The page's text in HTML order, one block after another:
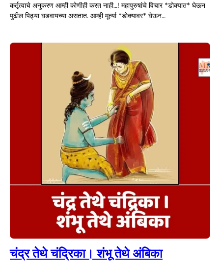
कर्तृत्वाचे अनुकरण आम्ही कोणीही करत नाही…! महापुरुषांचे विचार *डोक्यात* घेऊन
पुढील पिढ्या घडवायच्या असतात. आम्ही मूर्त्या *डोक्यावर* घेऊन…
चंद्र तेथे चंद्रिका। शंभू तेथे अंबिका